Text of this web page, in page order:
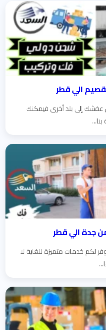
الي قطر
عفشك إلى بلد أخرى فيمكنك
جدة الي قطر
خدمات متميزة للغاية لا